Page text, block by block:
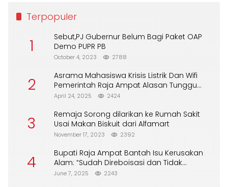
Terpopuler
1
Sebut,PJ Gubernur Belum Bagi Paket OAP
Demo PUPR PB
October 4, 2023 2788
2
Asrama Mahasiswa Krisis Listrik Dan Wifi
Pemerintah Raja Ampat Alasan Tunggu
DPA
April 24, 2025 2424
3
Remaja Sorong dilarikan ke Rumah Sakit
Usai Makan Biskuit dari Alfamart
November 17, 2023 2392
4
Bupati Raja Ampat Bantah Isu Kerusakan
Alam: “Sudah Direboisasi dan Tidak
Merusak Lingkungan”
June 7, 2025 2243